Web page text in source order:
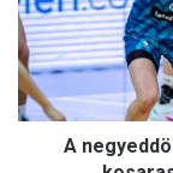
m
a
d
a
e
y
e
d
d
ö
A